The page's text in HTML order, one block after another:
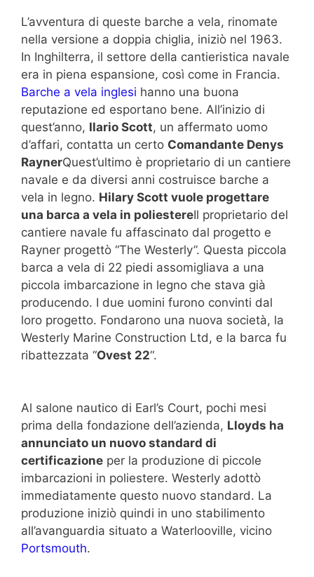
L’avventura di queste barche a vela, rinomate
nella versione a doppia chiglia, iniziò nel 1963.
In Inghilterra, il settore della cantieristica navale
era in piena espansione, così come in Francia.
Barche a vela inglesi hanno una buona
reputazione ed esportano bene. All’inizio di
quest’anno, Ilario Scott, un affermato uomo
d’affari, contatta un certo Comandante Denys
RaynerQuest’ultimo è proprietario di un cantiere
navale e da diversi anni costruisce barche a
vela in legno. Hilary Scott vuole progettare
una barca a vela in poliestereIl proprietario del
cantiere navale fu affascinato dal progetto e
Rayner progettò “The Westerly”. Questa piccola
barca a vela di 22 piedi assomigliava a una
piccola imbarcazione in legno che stava già
producendo. I due uomini furono convinti dal
loro progetto. Fondarono una nuova società, la
Westerly Marine Construction Ltd, e la barca fu
ribattezzata “Ovest 22“.
Al salone nautico di Earl’s Court, pochi mesi
prima della fondazione dell’azienda, Lloyds ha
annunciato un nuovo standard di
certificazione per la produzione di piccole
imbarcazioni in poliestere. Westerly adottò
immediatamente questo nuovo standard. La
produzione iniziò quindi in uno stabilimento
all’avanguardia situato a Waterlooville, vicino
Portsmouth.